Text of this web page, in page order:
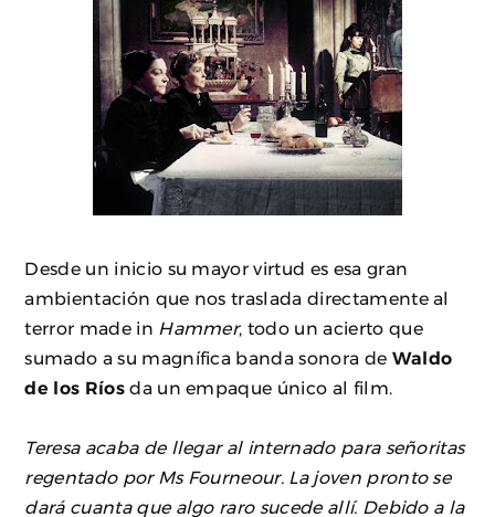
Desde un inicio su mayor virtud es esa gran
ambientación que nos traslada directamente al
terror made in Hammer, todo un acierto que
sumado a su magnífica banda sonora de Waldo
de los Ríosda un empaque único al film.
Teresa acaba de llegar al internado para señoritas
regentado por Ms Fourneour. La joven pronto se
dará cuanta que algo raro sucede allí. Debido a la